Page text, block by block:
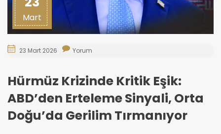
Mart
23 Mart 2026 Yorum
Hürmüz Krizinde Kritik Eşik:
ABD’den Erteleme Sinyali, Orta
Doğu’da Gerilim Tırmanıyor